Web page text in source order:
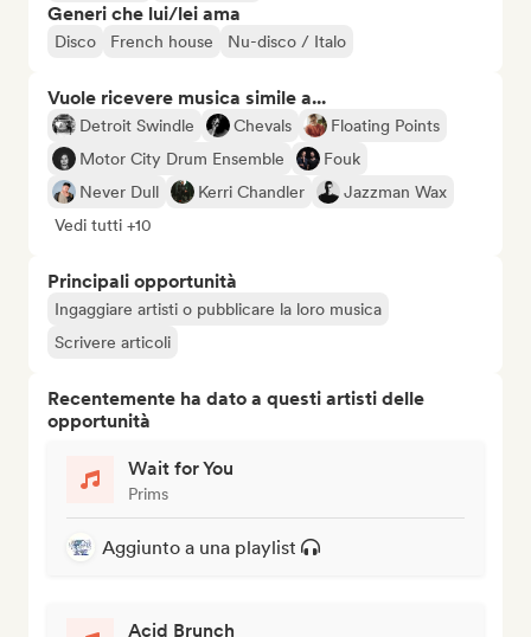
Generi che lui/lei ama
Disco French house Nu-disco / Italo
Vuole ricevere musica simile a...
Detroit Swindle Chevals
Floating Points
Motor City Drum Ensemble
Fouk
Never Dull
Kerri Chandler
Jazzman Wax
Vedi tutti +10
Principali opportunità
Ingaggiare artisti o pubblicare la loro musica
Scrivere articoli
Recentemente ha dato a questi artisti delle
opportunità
Wait for You
Prims
Aggiunto a una playlist
Acid Brunch